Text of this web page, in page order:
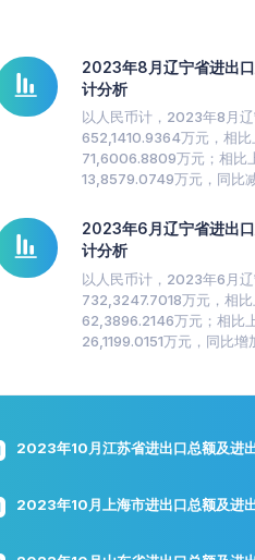
2023年8月辽宁省进出
计分析
以人民币计，2023年8月
652,1410.9364万元，相比
71,6006.8809万元；相比
13,8579.0749万元，同比
2023年6月辽宁省进出
计分析
以人民币计，2023年6月
732,3247.7018万元，相比
62,3896.2146万元；相比
26,1199.0151万元，同比增
2023年10月江苏省进出口总额及进
2023年10月上海市进出口总额及进